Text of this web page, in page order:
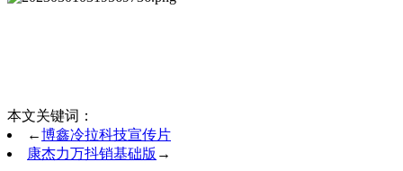
本文关键词：
←博鑫冷拉科技宣传片
康杰力万抖销基础版 →